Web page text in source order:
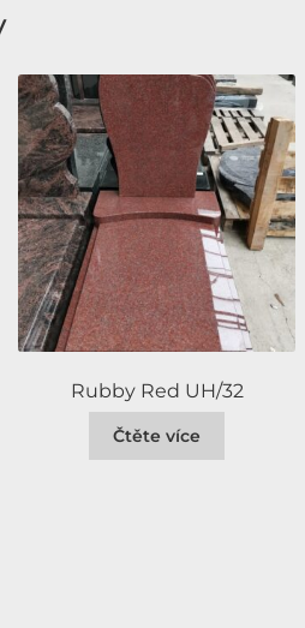
Rubby Red UH/32
Čtěte více